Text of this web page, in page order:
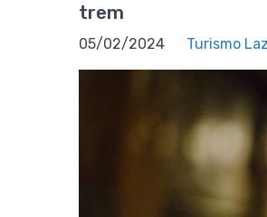
trem
05/02/2024 Turismo